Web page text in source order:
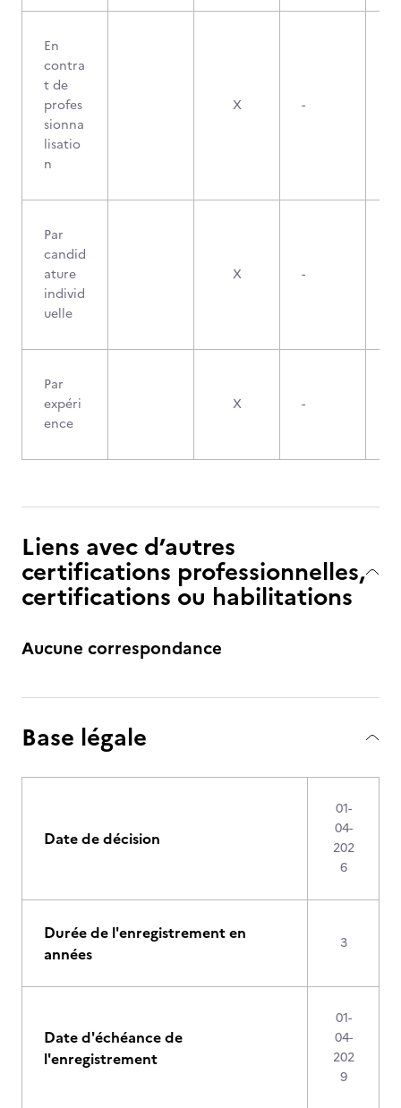
En
contra
t de
profes
sionna
lisatio
n
X -
Par
candid
ature
individ
uelle
X -
Par
expéri
ence
X -
Liens avec d’autres
certifications professionnelles,
certifications ou habilitations
Aucune correspondance
Base légale
Date de décision
01-
04-
202
6
Durée de l'enregistrement en
années
3
Date d'échéance de
l'enregistrement
01-
04-
202
9